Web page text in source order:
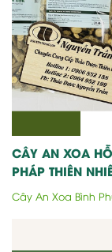
CÂY AN XOA
PHÁP THIÊN
Cây An Xoa Bình